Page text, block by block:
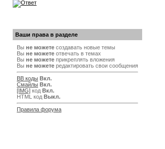
Ваши права в разделе
Вы не можете создавать новые темы
Вы не можете отвечать в темах
Вы не можете прикреплять вложения
Вы не можете редактировать свои сообщения
BB коды Вкл.
Смайлы Вкл.
[IMG] код Вкл.
HTML код Выкл.
Правила форума